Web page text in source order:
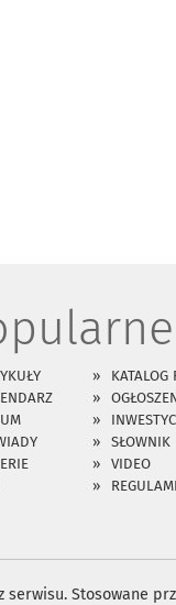
KATALOG
SŁOWNIK
VIDEO
Stosowane